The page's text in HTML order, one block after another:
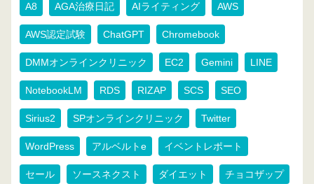
A8 AGA治療日記 AIライティング AWS
AWS認定試験 ChatGPT Chromebook
DMMオンラインクリニック EC2 Gemini LINE
NotebookLM RDS RIZAP SCS SEO
Sirius2 SPオンラインクリニック Twitter
WordPress アルベルトe イベントレポート
セール ソースネクスト ダイエット チョコザップ